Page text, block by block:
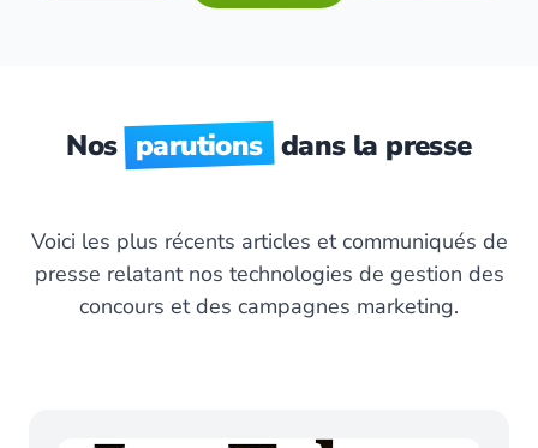
Nos parutions dans la presse
Voici les plus récents articles et communiqués de
presse relatant nos technologies de gestion des
concours et des campagnes marketing.